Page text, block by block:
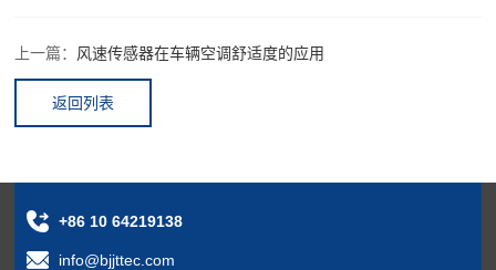
上一篇： 风速传感器在车辆空调舒适度的应用
返回列表
+86 10 64219138
info@bjjttec.com